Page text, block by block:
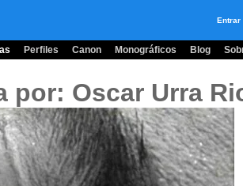
Entrar
Perfiles Canon Monográficos Blog
por: Oscar Urra